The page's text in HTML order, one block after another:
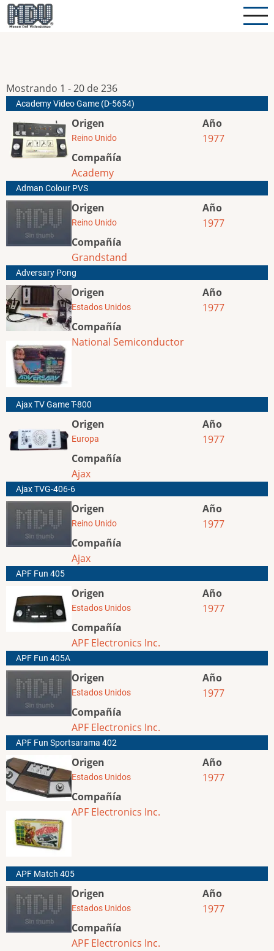
Pasar
al
Mostrando 1 - 20 de 236
Academy Video Game (D-5654)
Origen
Reino Unido
Compañía
Academy
Año
1977
Adman Colour PVS
Origen
Reino Unido
Compañía
Grandstand
Año
1977
Adversary Pong
Origen
Estados Unidos
Compañía
National Semiconductor
Año
1977
Ajax TV Game T-800
Origen
Europa
Compañía
Ajax
Año
1977
Ajax TVG-406-6
Origen
Reino Unido
Compañía
Ajax
Año
1977
APF Fun 405
Origen
Estados Unidos
Compañía
APF Electronics Inc.
Año
1977
APF Fun 405A
Origen
Estados Unidos
Compañía
APF Electronics Inc.
Año
1977
APF Fun Sportsarama 402
Origen
Estados Unidos
Compañía
APF Electronics Inc.
Año
1977
APF Match 405
Origen
Estados Unidos
Compañía
APF Electronics Inc.
Año
1977